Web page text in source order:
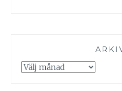
Arkiv